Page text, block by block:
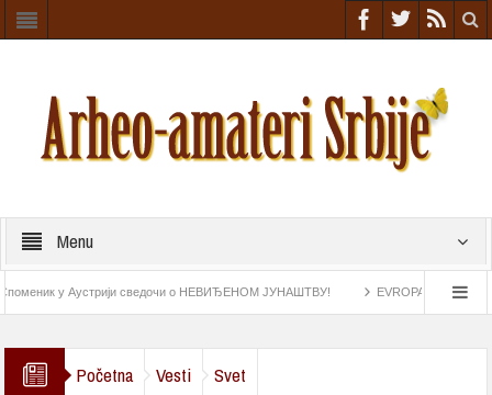
Menu
у Аустрији сведочи о НЕВИЂЕНОМ ЈУНАШТВУ! EVROPA NIŠTA
Početna Vesti Svet